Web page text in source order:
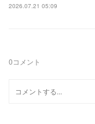
2026.07.21 05:09
0コメント